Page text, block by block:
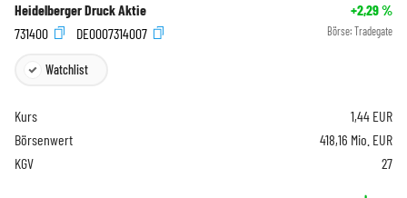
Heidelberger Druck Aktie +2,29%
731400
DE0007314007 Börse: Tradegate
Watchlist
Kurs 1,44 EUR
Börsenwert
418,16 Mio. EUR
KGV
27